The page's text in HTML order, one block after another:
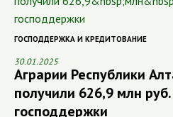
ГОСПОДДЕРЖКА И КРЕДИТОВАНИЕ
30.01.2025
Аграрии Республики
получили 626,9 млн
господдержки